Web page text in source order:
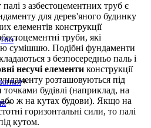
+
+
+
палі з азбестоцементних труб є
для дерев'яного будинку
елементів конструкції
труби, які
сумішшю. Подібні фундаменти
з безпосередньо паль і
несучі елементи конструкції
розташовуються під
будівлі (наприклад, на
або ж на кутах будови). Якщо на
горизонтальні сили, то палі
кутом.